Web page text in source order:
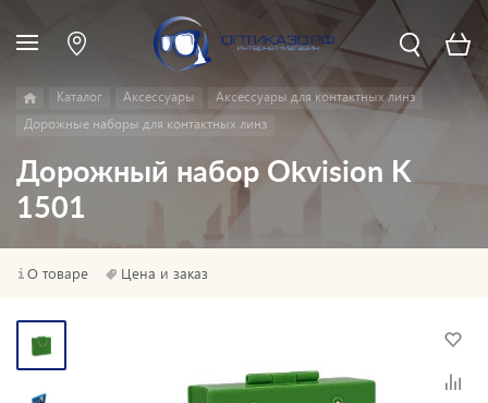
Каталог Аксессуары
Аксессуары для контактных линз
Дорожные наборы для контактных линз
Дорожный набор Okvision K
1501
О товаре Цена и заказ